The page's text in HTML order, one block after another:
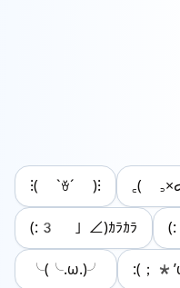
⁝( `ꈊ´ )⁝ ꜀(
(:3 」∠)ｶﾗｶﾗ
╰(╰.ω.)╯ :(；